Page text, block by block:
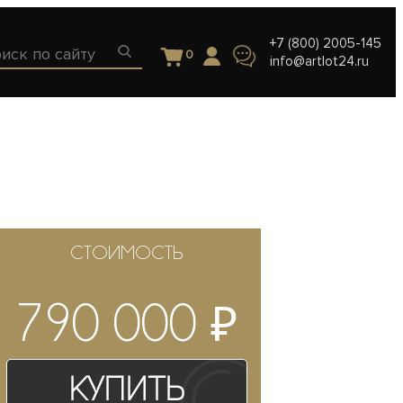
0
+7 (800) 2005-145
info@artlot24.ru
СТОИМОСТЬ
790 000 ₽
Купить